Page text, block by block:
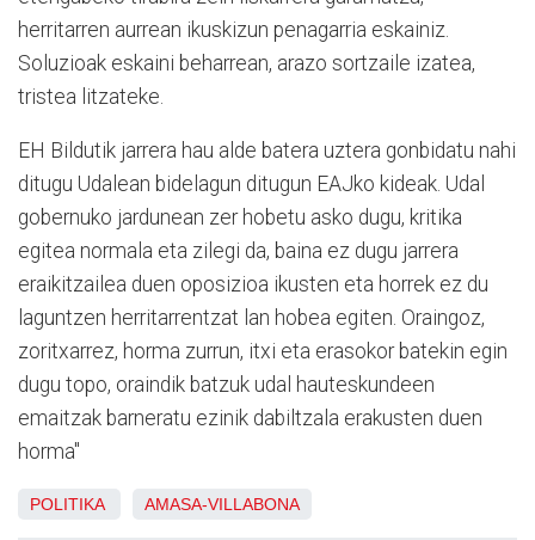
herritarren aurrean ikuskizun penagarria eskainiz.
Soluzioak eskaini beharrean, arazo sortzaile izatea,
tristea litzateke.
EH Bildutik jarrera hau alde batera uztera gonbidatu nahi
ditugu Udalean bidelagun ditugun EAJko kideak. Udal
gobernuko jardunean zer hobetu asko dugu, kritika
egitea normala eta zilegi da, baina ez dugu jarrera
eraikitzailea duen oposizioa ikusten eta horrek ez du
laguntzen herritarrentzat lan hobea egiten. Oraingoz,
zoritxarrez, horma zurrun, itxi eta erasokor batekin egin
dugu topo, oraindik batzuk udal hauteskundeen
emaitzak barneratu ezinik dabiltzala erakusten duen
horma"
POLITIKA AMASA-VILLABONA